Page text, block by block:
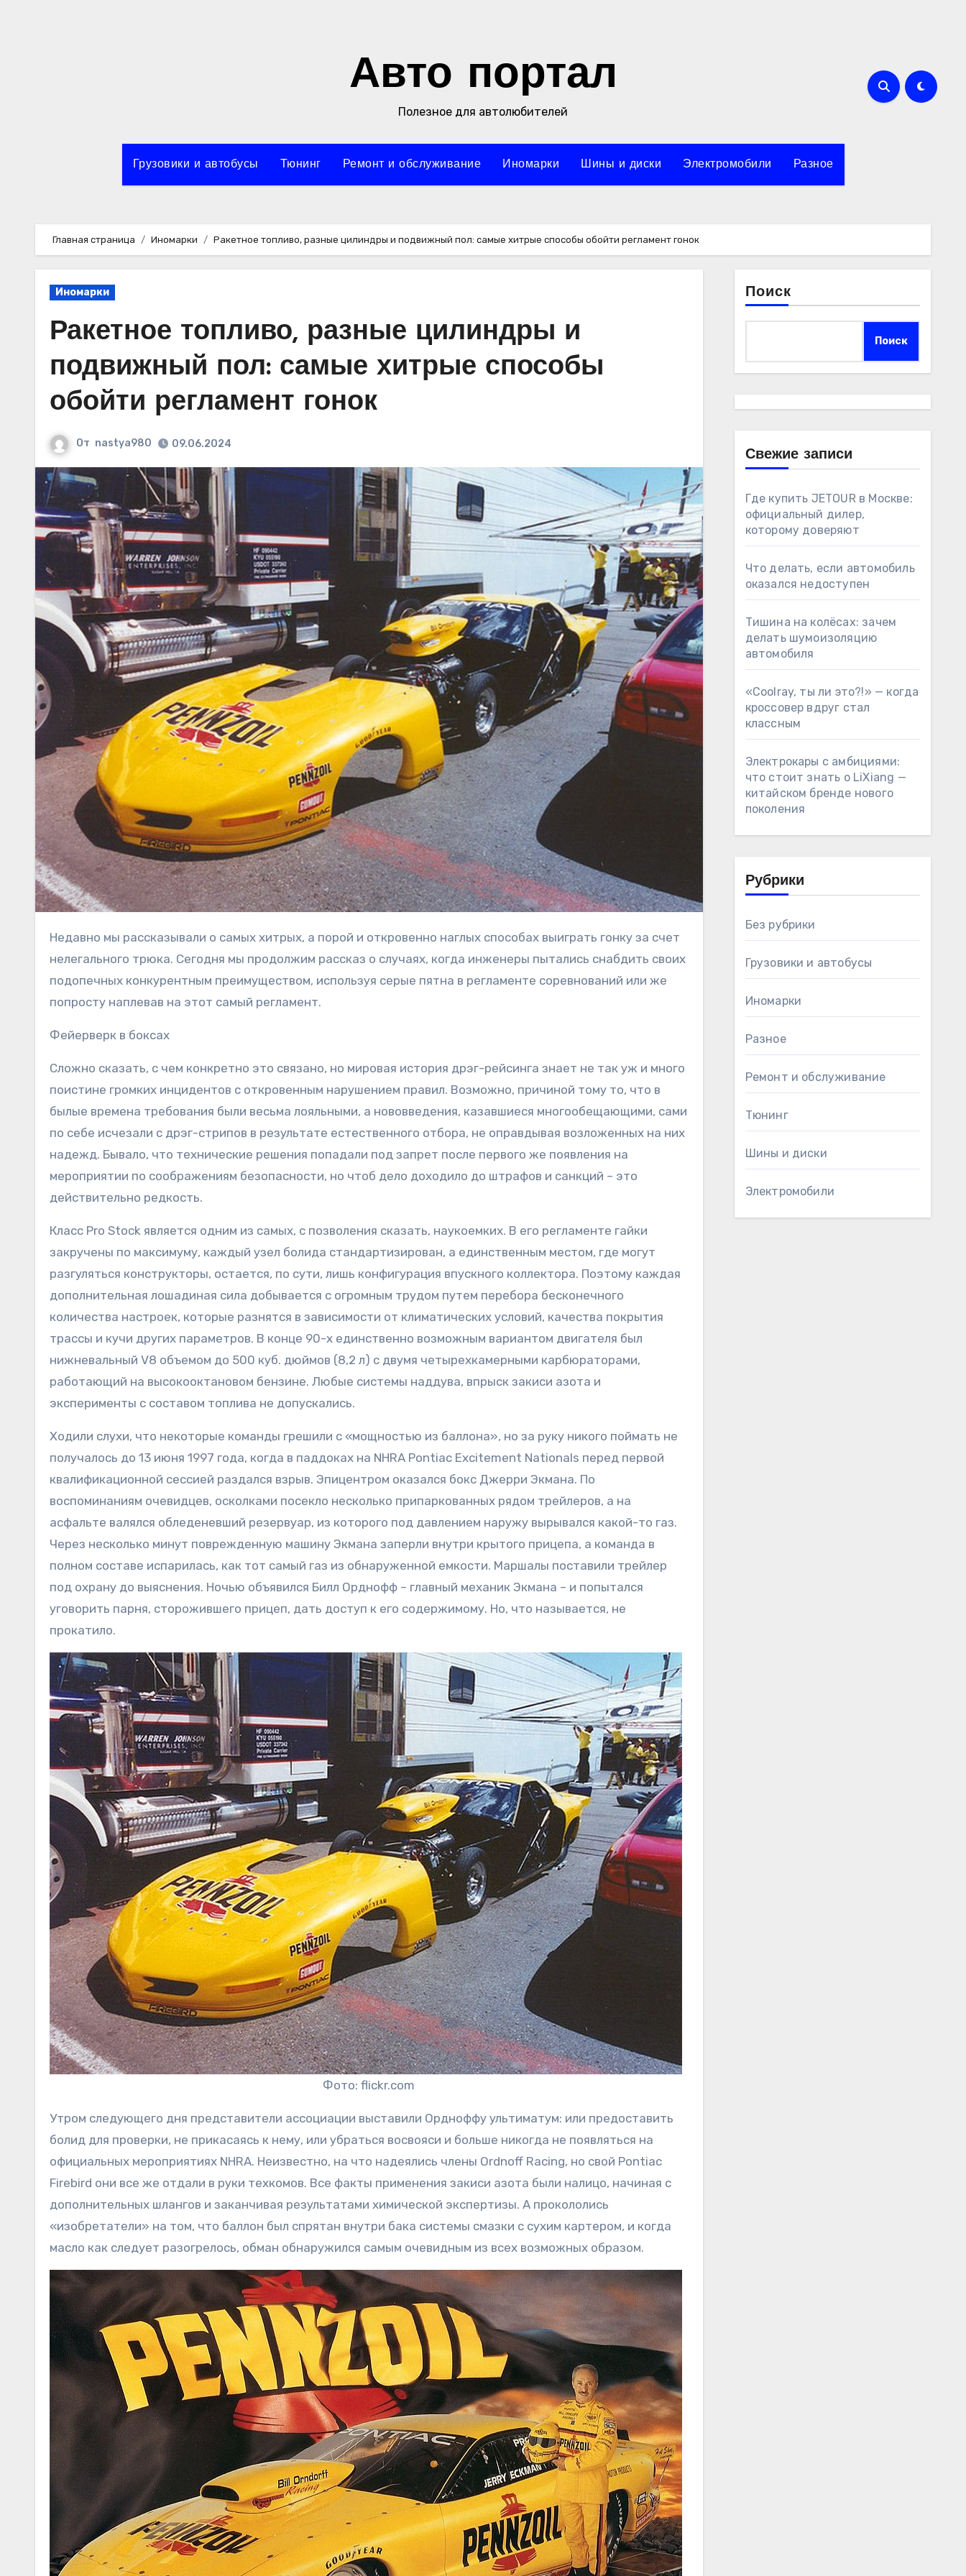
Авто портал
Полезное для автолюбителей
Грузовики и автобусы Тюнинг Ремонт и обслуживание Иномарки Шины и диски Электромобили Разное
Главная страница Иномарки Ракетное топливо, разные цилиндры и подвижный пол: самые хитрые способы обойти регламент гонок
Иномарки
Ракетное топливо, разные цилиндры и
подвижный пол: самые хитрые способы
обойти регламент гонок
От nastya980 09.06.2024
Недавно мы рассказывали о самых хитрых, а порой и откровенно наглых способах выиграть гонку за счет
нелегального трюка. Сегодня мы продолжим рассказ о случаях, когда инженеры пытались снабдить своих
подопечных конкурентным преимуществом, используя серые пятна в регламенте соревнований или же
попросту наплевав на этот самый регламент.
Фейерверк в боксах
Сложно сказать, с чем конкретно это связано, но мировая история дрэг-рейсинга знает не так уж и много
поистине громких инцидентов с откровенным нарушением правил. Возможно, причиной тому то, что в
былые времена требования были весьма лояльными, а нововведения, казавшиеся многообещающими, сами
по себе исчезали с дрэг-стрипов в результате естественного отбора, не оправдывая возложенных на них
надежд. Бывало, что технические решения попадали под запрет после первого же появления на
мероприятии по соображениям безопасности, но чтоб дело доходило до штрафов и санкций – это
действительно редкость.
Класс Pro Stock является одним из самых, с позволения сказать, наукоемких. В его регламенте гайки
закручены по максимуму, каждый узел болида стандартизирован, а единственным местом, где могут
разгуляться конструкторы, остается, по сути, лишь конфигурация впускного коллектора. Поэтому каждая
дополнительная лошадиная сила добывается с огромным трудом путем перебора бесконечного
количества настроек, которые разнятся в зависимости от климатических условий, качества покрытия
трассы и кучи других параметров. В конце 90-х единственно возможным вариантом двигателя был
нижневальный V8 объемом до 500 куб. дюймов (8,2 л) с двумя четырехкамерными карбюраторами,
работающий на высокооктановом бензине. Любые системы наддува, впрыск закиси азота и
эксперименты с составом топлива не допускались.
Ходили слухи, что некоторые команды грешили с «мощностью из баллона», но за руку никого поймать не
получалось до 13 июня 1997 года, когда в паддоках на NHRA Pontiac Excitement Nationals перед первой
квалификационной сессией раздался взрыв. Эпицентром оказался бокс Джерри Экмана. По
воспоминаниям очевидцев, осколками посекло несколько припаркованных рядом трейлеров, а на
асфальте валялся обледеневший резервуар, из которого под давлением наружу вырывался какой-то газ.
Через несколько минут поврежденную машину Экмана заперли внутри крытого прицепа, а команда в
полном составе испарилась, как тот самый газ из обнаруженной емкости. Маршалы поставили трейлер
под охрану до выяснения. Ночью объявился Билл Орднофф – главный механик Экмана – и попытался
уговорить парня, сторожившего прицеп, дать доступ к его содержимому. Но, что называется, не
прокатило.
Фото: flickr.com
Утром следующего дня представители ассоциации выставили Ордноффу ультиматум: или предоставить
болид для проверки, не прикасаясь к нему, или убраться восвояси и больше никогда не появляться на
официальных мероприятиях NHRA. Неизвестно, на что надеялись члены Ordnoff Racing, но свой Pontiac
Firebird они все же отдали в руки техкомов. Все факты применения закиси азота были налицо, начиная с
дополнительных шлангов и заканчивая результатами химической экспертизы. А прокололись
«изобретатели» на том, что баллон был спрятан внутри бака системы смазки с сухим картером, и когда
масло как следует разогрелось, обман обнаружился самым очевидным из всех возможных образом.
Поиск
Поиск
Свежие записи
Где купить JETOUR в Москве:
официальный дилер,
которому доверяют
Что делать, если автомобиль
оказался недоступен
Тишина на колёсах: зачем
делать шумоизоляцию
автомобиля
«Coolray, ты ли это?!» — когда
кроссовер вдруг стал
классным
Электрокары с амбициями:
что стоит знать о LiXiang —
китайском бренде нового
поколения
Рубрики
Без рубрики
Грузовики и автобусы
Иномарки
Разное
Ремонт и обслуживание
Тюнинг
Шины и диски
Электромобили